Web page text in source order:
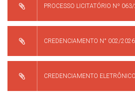
PROCESSO LICITATÓRIO Nº
CREDENCIAMENTO N° 002/2026
CREDENCIAMENTO